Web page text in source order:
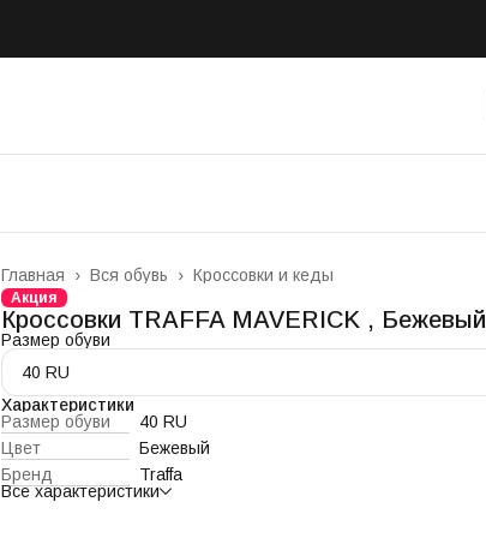
Кроссовки и кеды
Вся обувь ›
Главная ›
Акция
Кроссовки TRAFFA MAVERICK , Бежевый
Размер обуви
40 RU
Характеристики
Размер обуви
40 RU
Цвет
Бежевый
Бренд
Traffa
Все характеристики